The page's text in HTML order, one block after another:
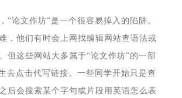
“论文作坊”是一个很容易掉入的陷阱。
，他们有时会上网找编辑网站查语法或
但这些网站大多属于“论文作坊”的一部
去点击代写链接。一些同学开始只是查
后会搜索某个字句或片段用英语怎么表